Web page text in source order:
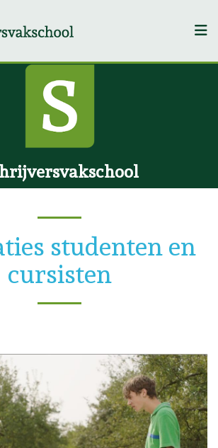
studenten en
cursisten